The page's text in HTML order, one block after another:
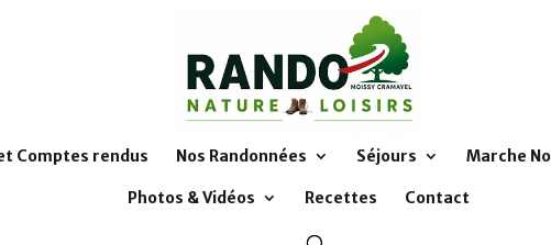
Comptes rendus Nos Randonnées Séjours Marche
Photos & Vidéos Recettes Contact